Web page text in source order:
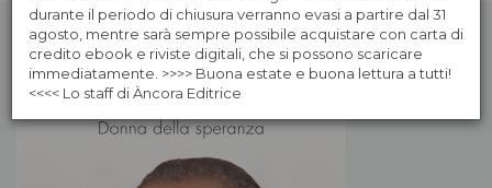
durante il periodo di chiusura verranno evasi a partire dal 31
agosto, mentre sarà sempre possibile acquistare con carta di
credito ebook e riviste digitali, che si possono scaricare
immediatamente. >>>> Buona estate e buona lettura a tutti!
<<<< Lo staff di Àncora Editrice